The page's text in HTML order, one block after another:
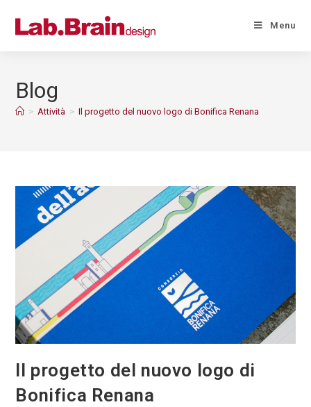
Menu
Blog
> Attività > Il progetto del nuovo logo di Bonifica Renana
Il progetto del nuovo logo di
Bonifica Renana